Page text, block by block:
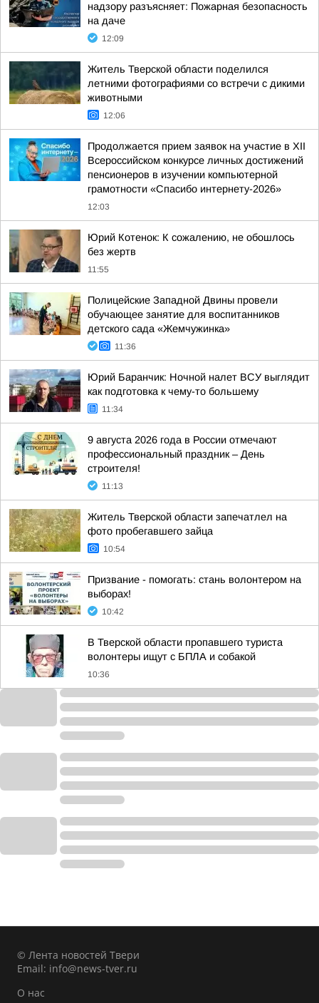
надзору разъясняет: Пожарная безопасность
на даче
12:09
Житель Тверской области поделился
летними фотографиями со встречи с дикими
животными
12:06
Продолжается прием заявок на участие в ХII
Всероссийском конкурсе личных достижений
пенсионеров в изучении компьютерной
грамотности «Спасибо интернету-2026»
12:03
Юрий Котенок: К сожалению, не обошлось
без жертв
11:55
Полицейские Западной Двины провели
обучающее занятие для воспитанников
детского сада «Жемчужинка»
11:36
Юрий Баранчик: Ночной налет ВСУ выглядит
как подготовка к чему-то большему
11:34
9 августа 2026 года в России отмечают
профессиональный праздник – День
строителя!
11:13
Житель Тверской области запечатлел на
фото пробегавшего зайца
10:54
Призвание - помогать: стань волонтером на
выборах!
10:42
В Тверской области пропавшего туриста
волонтеры ищут с БПЛА и собакой
10:36
© Лента новостей Твери
Email: info@news-tver.ru
О нас